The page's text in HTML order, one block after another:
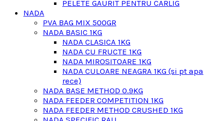
PELETE GAURIT PENTRU CARLIG
NADA
PVA BAG MIX 500GR
NADA BASIC 1KG
NADA CLASICA 1KG
NADA CU FRUCTE 1KG
NADA MIROSITOARE 1KG
NADA CULOARE NEAGRA 1KG (si pt apa
rece)
NADA BASE METHOD 0.9KG
NADA FEEDER COMPETITION 1KG
NADA FEEDER METHOD CRUSHED 1KG